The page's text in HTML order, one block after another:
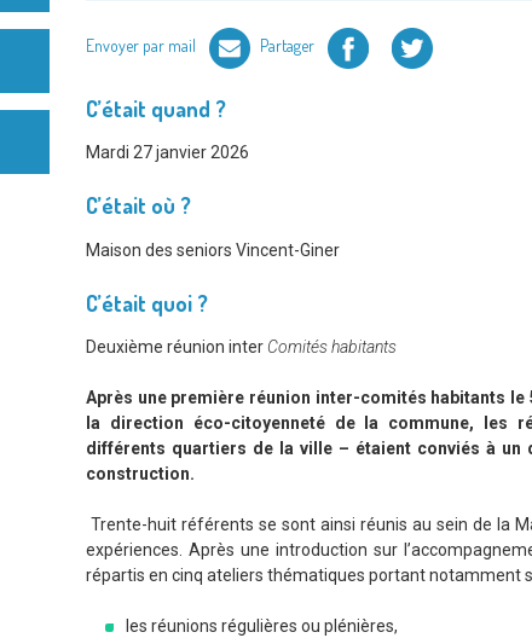
Envoyer par mail Partager Facebook Twitter
C’était quand ?
Mardi 27 janvier 2026
C’était où ?
Maison des seniors Vincent-Giner
C’était quoi ?
Deuxième réunion inter Comités habitants
Après une première réunion inter-comités habitants
la direction éco-citoyenneté de la commune, les
différents quartiers de la ville – étaient conviés à
construction.
Trente-huit référents se sont ainsi réunis au sein de la
expériences. Après une introduction sur
répartis en cinq ateliers thématiques portant notamment
les réunions régulières ou plénières,